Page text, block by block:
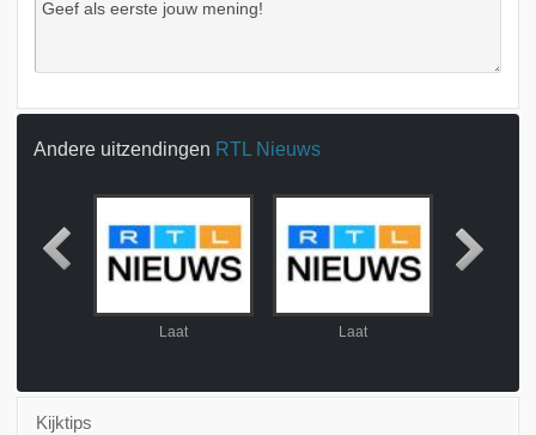
Andere uitzendingen RTL Nieuws
Laat Laat
Kijktips